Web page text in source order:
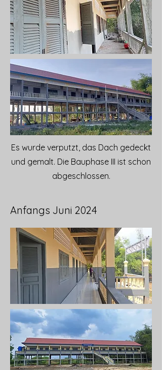
Es wurde verputzt, das Dach gedeckt
und gemalt. Die Bauphase III ist schon
abgeschlossen.
Anfangs Juni 2024